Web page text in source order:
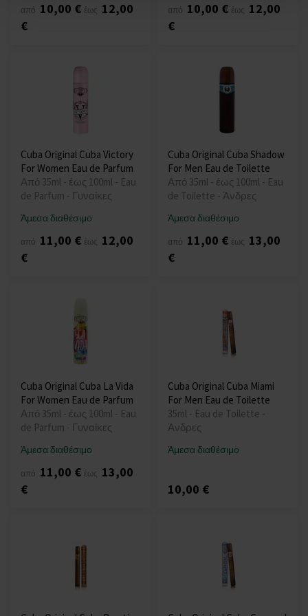
από 10,00 € έως 12,00
€
από 10,00 € έως 12,00
€
Cuba Original Cuba Victory
For Women Eau de Parfum
Από 35ml - έως 100ml - Eau
de Parfum - Γυναίκες
Άμεσα διαθέσιμο
από 11,00 € έως 12,00
€
Cuba Original Cuba Shadow
For Men Eau de Toilette
Από 35ml - έως 100ml - Eau
de Toilette - Άνδρες
Άμεσα διαθέσιμο
από 11,00 € έως 13,00
€
Cuba Original Cuba La Vida
For Women Eau de Parfum
Από 35ml - έως 100ml - Eau
de Parfum - Γυναίκες
Άμεσα διαθέσιμο
από 11,00 € έως 13,00
€
Cuba Original Cuba Miami
For Men Eau de Toilette
35ml - Eau de Toilette -
Άνδρες
Άμεσα διαθέσιμο
10,00 €